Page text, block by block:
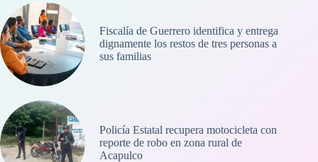
Fiscalía de Guerrero identifica y entrega
dignamente los restos de tres personas a
sus familias
Policía Estatal recupera motocicleta con
reporte de robo en zona rural de
Acapulco